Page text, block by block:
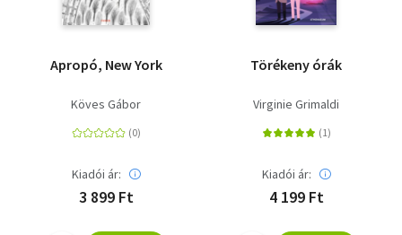
Apropó, New York
Köves Gábor
Kiadói ár:
3 899 Ft
Törékeny órák
Virginie Grimaldi
Kiadói ár:
4 199 Ft